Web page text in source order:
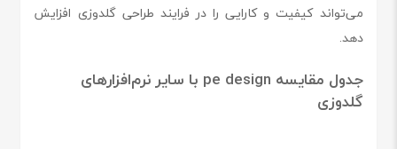
می‌تواند کیفیت و کارایی را در فرایند طراحی گلدوزی افزایش
دهد.
جدول مقایسه pe design با سایر نرم‌افزارهای
گلدوزی